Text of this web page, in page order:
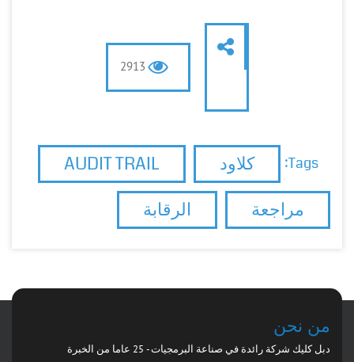
2913
Tags: كلاود
AUDIT TRAIL
مراجعة
الرقابة
من نحن
دبل كليك شركة رائدة في صناعة البرمجيات - 25 عاما من الخبرة